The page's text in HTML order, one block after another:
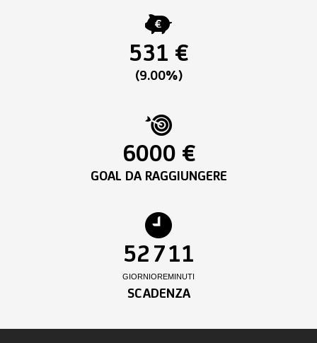
531 €
(9.00%)
6000 €
GOAL DA RAGGIUNGERE
52
GIORNI
7
ORE
11
MINUTI
SCADENZA